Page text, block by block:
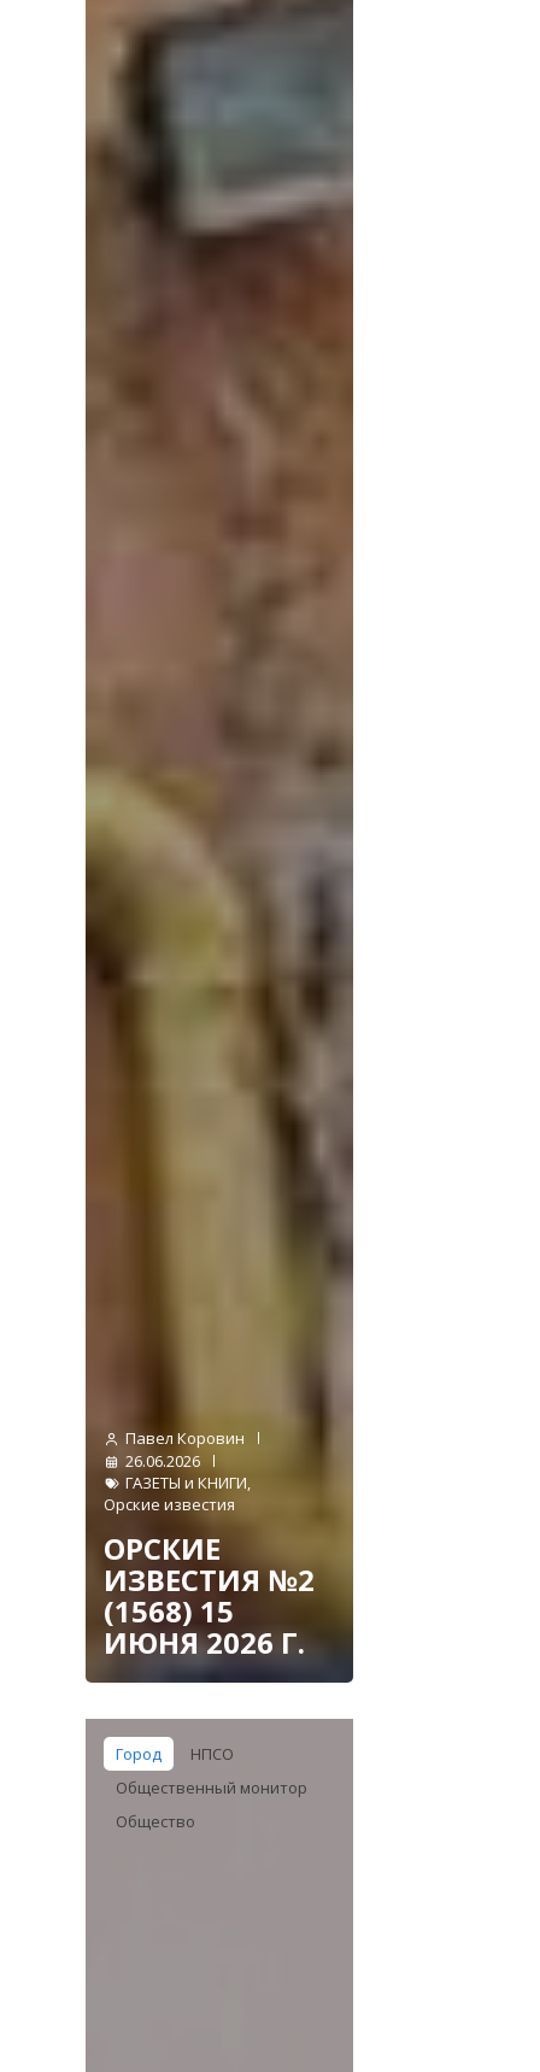
Павел Коровин
26.06.2026
ГАЗЕТЫ и КНИГИ,
Орские известия
ОРСКИЕ
ИЗВЕСТИЯ №2
(1568) 15
ИЮНЯ 2026 Г.
Город
НПСО
Общественный монитор
Общество